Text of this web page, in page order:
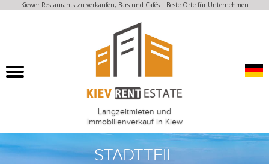
Kiewer Restaurants zu verkaufen, Bars und Cafés | Beste Orte für Unternehmen
Langzeitmieten und
Immobilienverkauf in Kiew
STADTTEIL